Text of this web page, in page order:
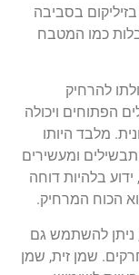
בסביבה
כמו המטבח
להרחיק
הפתוחים ויכולה
מלבד היותו
ומעשירים
בלהיות דוחה
הכוח המרחיק.
להשתמש גם
שמן זית, שמן